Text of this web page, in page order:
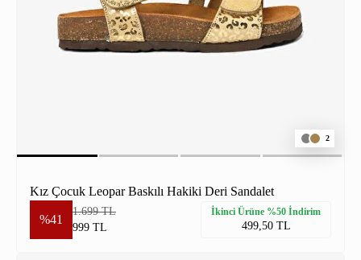
2
Kız Çocuk Leopar Baskılı Hakiki Deri Sandalet
%41
1.699 TL
999 TL
İkinci Ürüne %50 İndirim
499,50 TL